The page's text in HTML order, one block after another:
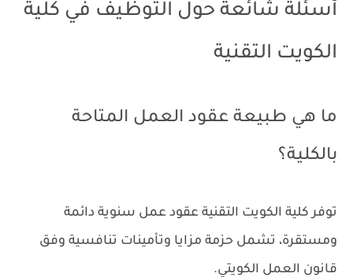
أسئلة شائعة حول التوظيف في كلية
الكويت التقنية
ما هي طبيعة عقود العمل المتاحة
بالكلية؟
توفر كلية الكويت التقنية عقود عمل سنوية دائمة
ومستقرة، تشمل حزمة مزايا وتأمينات تنافسية وفق
قانون العمل الكويتي.